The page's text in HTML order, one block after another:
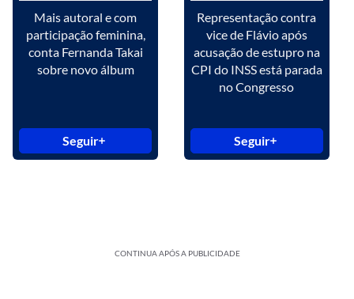
Mais autoral e com
participação feminina,
conta Fernanda Takai
sobre novo álbum
Seguir
Representação contra
vice de Flávio após
acusação de estupro na
CPI do INSS está parada
no Congresso
Seguir
CONTINUA APÓS A PUBLICIDADE